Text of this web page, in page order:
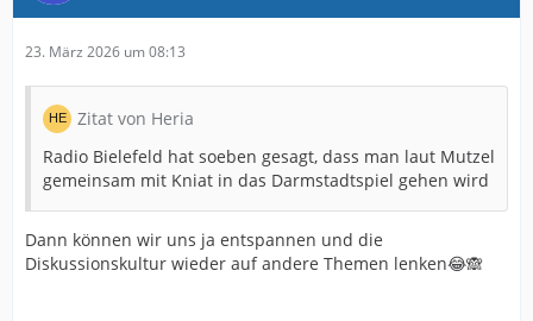
23. März 2026 um 08:13
Zitat von Heria
Radio Bielefeld hat soeben gesagt, dass man laut Mutzel
gemeinsam mit Kniat in das Darmstadtspiel gehen wird
Dann können wir uns ja entspannen und die
Diskussionskultur wieder auf andere Themen lenken😂🙈